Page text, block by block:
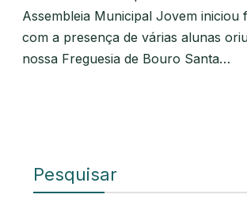
Assembleia Municipal Jovem iniciou
com a presença de várias alunas
nossa Freguesia de Bouro Santa…
Pesquisar